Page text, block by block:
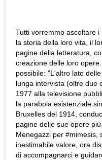
Tutti vorremmo ascoltare
la storia della loro vita, il
pagine della letteratura,
creazione delle loro
possibile: "L'altro lato
lunga intervista (oltre due
1977 alla televisione
la parabola esistenziale
Bruxelles del 1914,
pagine delle sue opere
Menegazzi per #mimesis,
inestimabile valore, ora
di accompagnarci e